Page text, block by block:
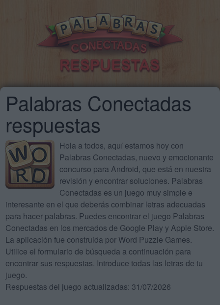
Palabras Conectadas
respuestas
Hola a todos, aquí estamos hoy con
Palabras Conectadas, nuevo y emocionante
concurso para Android, que está en nuestra
revisión y encontrar soluciones. Palabras
Conectadas es un juego muy simple e
interesante en el que deberás combinar letras adecuadas
para hacer palabras. Puedes encontrar el juego Palabras
Conectadas en los mercados de Google Play y Apple Store.
La aplicación fue construida por Word Puzzle Games.
Utilice el formulario de búsqueda a continuación para
encontrar sus respuestas. Introduce todas las letras de tu
juego.
Respuestas del juego actualizadas: 31/07/2026